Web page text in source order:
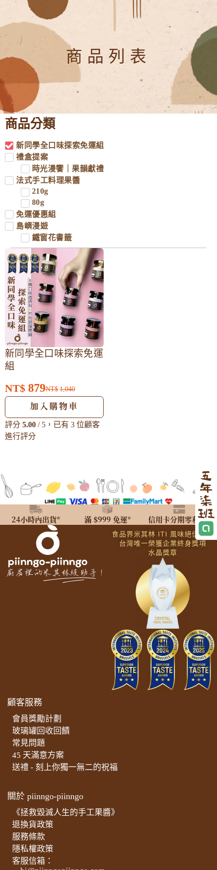
商品列表
商品分類
新同學全口味探索免運組
禮盒提案
時光漫饗｜果韻獻禮
法式手工料理果醬
210g
80g
免運優惠組
島嶼漫遊
鐵窗花書籤
新同學全口味探索免運
組
NT$ 1,040
NT$ 879
加入購物車
評分 5.00 / 5，已有 3 位顧客
進行評分
24小時內出貨* 滿 $999 免運* 信用卡分期零利率*
食品界米其林 ITI 風味絕佳獎章
台灣唯一榮獲企業終身獎項
水晶獎章
顧客服務
會員獎勵計劃
玻璃罐回收回饋
常見問題
45 天滿意方案
送禮 - 刻上你獨一無二的祝福
關於 piinngo-piinngo
《拯救毀滅人生的手工果醬》
退換貨政策
服務條款
隱私權政策
客服信箱：